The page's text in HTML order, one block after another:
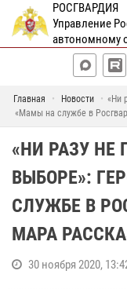
РОСГВАРДИЯ
Управление
автономному
Главная Новости
«Ни
«Мамы на службе в
«НИ РАЗУ
ВЫБОРЕ»:
СЛУЖБЕ В
МАРА
30 ноября 2020,